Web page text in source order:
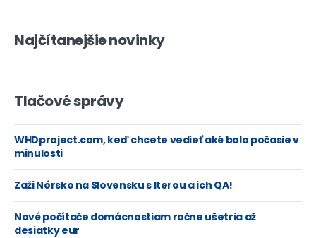
Najčítanejšie novinky
Tlačové správy
WHDproject.com, keď chcete vedieť aké bolo počasie v
minulosti
Zaži Nórsko na Slovensku s Iterou a ich QA!
Nové počítače domácnostiam ročne ušetria až
desiatky eur